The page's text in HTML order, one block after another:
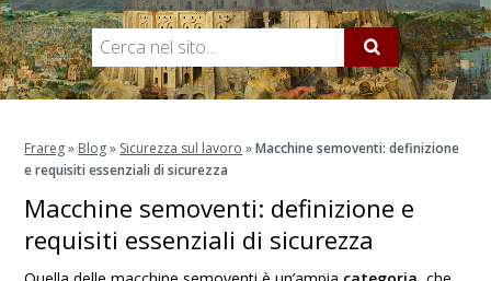
Frareg» Blog» Sicurezza sul lavoro »Macchine semoventi: definizione
e requisiti essenziali di sicurezza
Macchine semoventi: definizione e
requisiti essenziali di sicurezza